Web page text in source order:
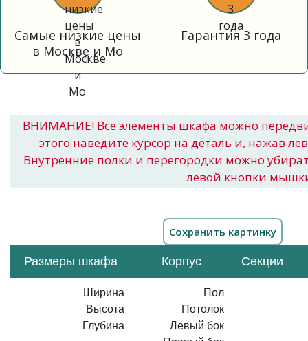
Самые низкие цены
в Москве и Мо
Гарантия 3 года
ВНИМАНИЕ! Все элементы шкафа можно
этого наведите курсор на деталь и, нажав
Внутренние полки и перегородки можно
левой кнопки
Размеры шкафа Корпус Секции
Ширина
Высота
Глубина
Пол
Потолок
Левый бок